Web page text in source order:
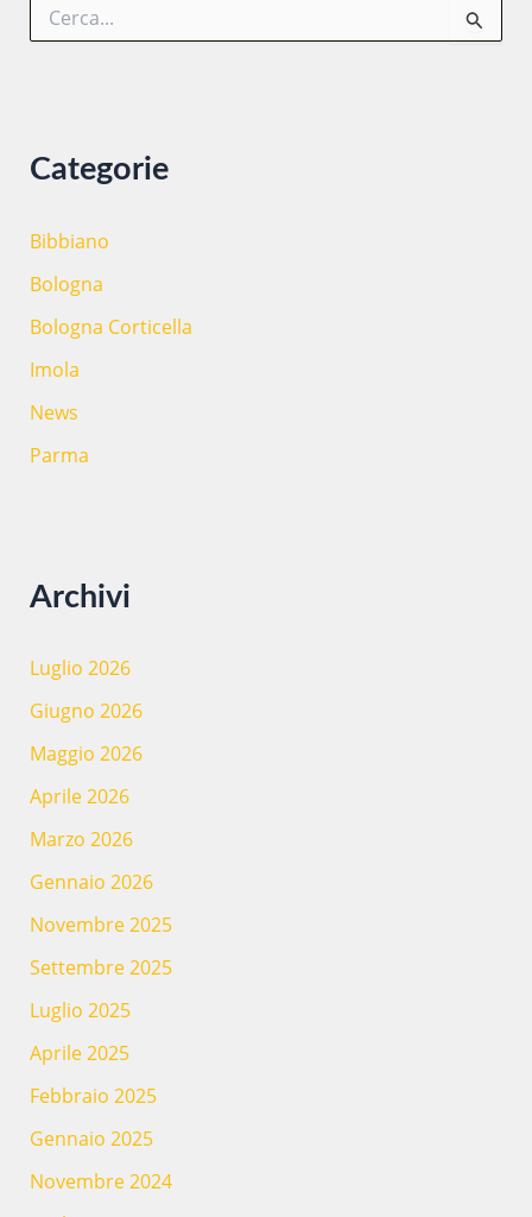
Categorie
Bibbiano
Bologna
Bologna Corticella
Imola
News
Parma
Archivi
Luglio 2026
Giugno 2026
Maggio 2026
Aprile 2026
Marzo 2026
Gennaio 2026
Novembre 2025
Settembre 2025
Luglio 2025
Aprile 2025
Febbraio 2025
Gennaio 2025
Novembre 2024